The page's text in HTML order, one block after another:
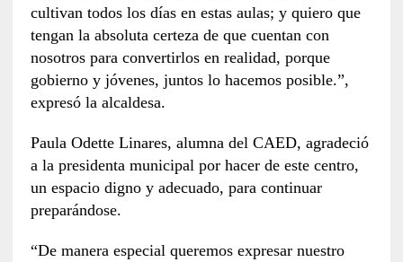
cultivan todos los días en estas aulas; y quiero que
tengan la absoluta certeza de que cuentan con
nosotros para convertirlos en realidad, porque
gobierno y jóvenes, juntos lo hacemos posible.”,
expresó la alcaldesa.
Paula Odette Linares, alumna del CAED, agradeció
a la presidenta municipal por hacer de este centro,
un espacio digno y adecuado, para continuar
preparándose.
“De manera especial queremos expresar nuestro